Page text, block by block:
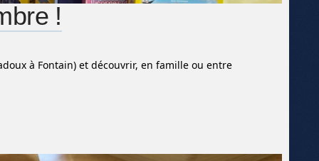
!
à Fontain) et découvrir, en famille ou entre